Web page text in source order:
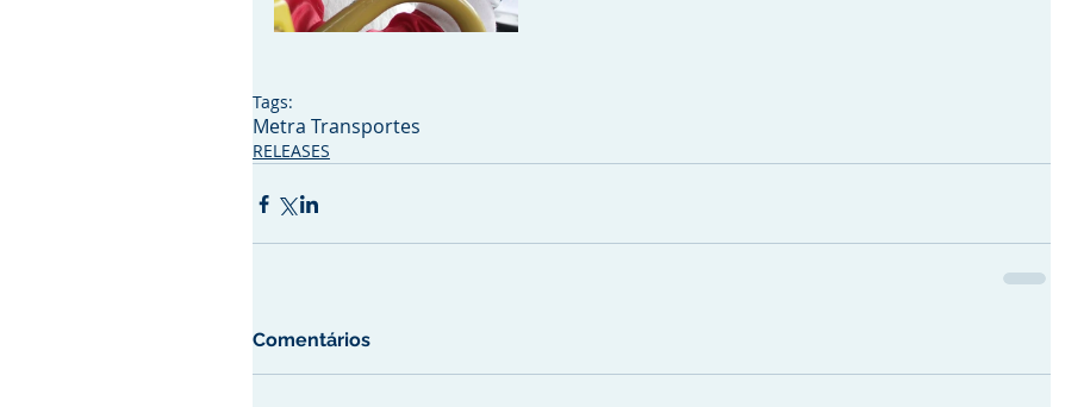
Tags:
Metra Transportes
RELEASES
Comentários